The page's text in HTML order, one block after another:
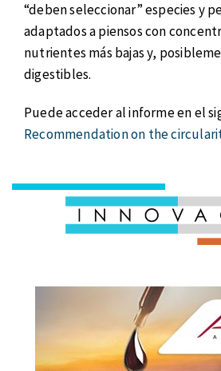
“deben seleccionar” especies y
adaptados a piensos con
nutrientes más bajas y,
digestibles.
Puede acceder al informe en el
Recommendation on the